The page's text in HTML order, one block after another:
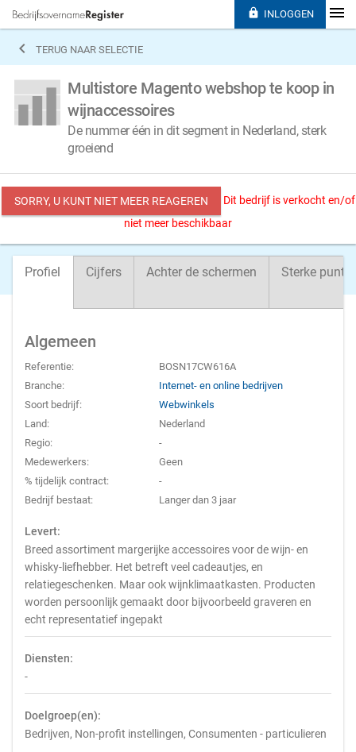
 TERUG NAAR SELECTIE
Multistore Magento webshop te koop in
wijnaccessoires
De nummer één in dit segment in Nederland, sterk
groeiend
SORRY, U KUNT NIET MEER REAGEREN
Dit bedrijf is verkocht en/of
niet meer beschikbaar
Profiel Cijfers Achter de schermen Sterke
Algemeen
Referentie:
BOSN17CW616A
Branche:
Internet- en online bedrijven
Soort bedrijf:
Webwinkels
Land:
Nederland
Regio:
-
Medewerkers:
Geen
% tijdelijk contract:
-
Bedrijf bestaat:
Langer dan 3 jaar
Levert:
Breed assortiment margerijke accessoires voor de wijn- en
whisky-liefhebber. Het betreft veel cadeautjes, en
relatiegeschenken. Maar ook wijnklimaatkasten. Producten
worden persoonlijk gemaakt door bijvoorbeeld graveren en
echt representatief ingepakt
Diensten:
-
Doelgroep(en):
Bedrijven, Non-profit instellingen, Consumenten - particulieren
 INLOGGEN